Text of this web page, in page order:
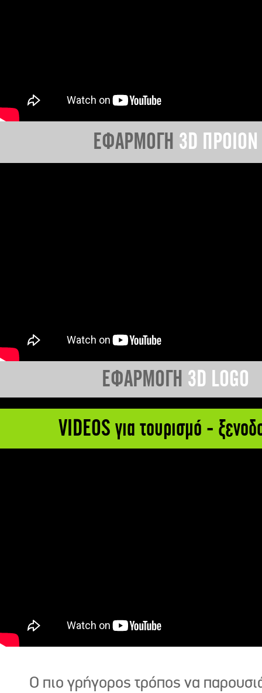
ΕΦΑΡΜΟΓΗ 3D ΠΡΟΙΟΝ
ΕΦΑΡΜΟΓΗ 3D LOGO
VIDEOS για τουρισμό -
Ο πιο γρήγορος τρόπος να